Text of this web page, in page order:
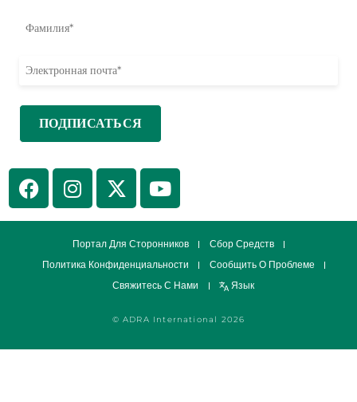
© ADRA International 2026
Портал Для Сторонников
Сбор Средств
Политика Конфиденциальности
Сообщить О Проблеме
Свяжитесь С Нами
Язык